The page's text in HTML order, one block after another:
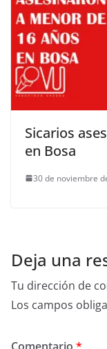
Sicarios
en Bosa
30 de noviembre
Deja una
Tu dirección de
Los campos
Comentario *